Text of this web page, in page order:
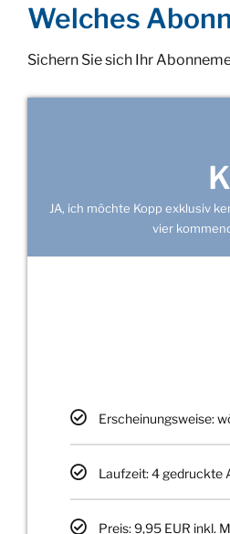
Welches
Sichern Sie sich Ihr
JA, ich möchte Kopp exklusiv
vier
Erscheinungsweise:
Laufzeit: 4 gedruckte
Preis: 9,95 EUR inkl.